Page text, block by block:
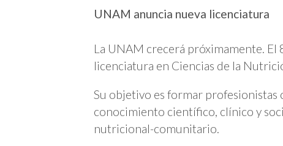
UNAM anuncia nueva licenciatura
La UNAM crecerá próximamente. El
licenciatura en Ciencias de la
Su objetivo es formar profesionistas
conocimiento científico, clínico y
nutricional-comunitario.